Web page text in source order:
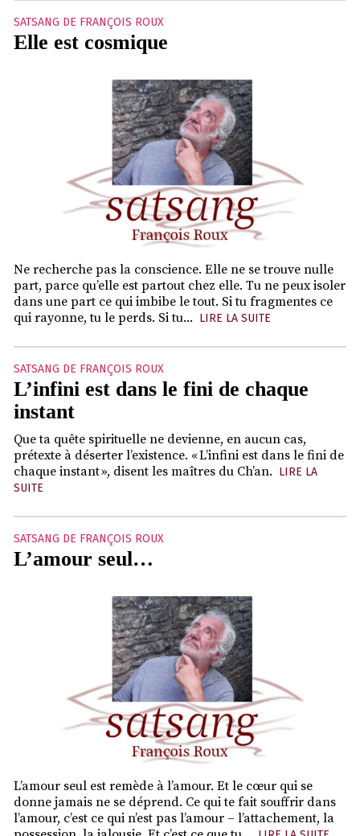
SATSANG DE FRANÇOIS ROUX
Elle est cosmique
Ne recherche pas la conscience. Elle ne se trouve nulle
part, parce qu’elle est partout chez elle. Tu ne peux isoler
dans une part ce qui imbibe le tout. Si tu fragmentes ce
qui rayonne, tu le perds. Si tu... LIRE LA SUITE
SATSANG DE FRANÇOIS ROUX
L’infini est dans le fini de chaque
instant
Que ta quête spirituelle ne devienne, en aucun cas,
prétexte à déserter l’existence. « L’infini est dans le fini de
chaque instant », disent les maîtres du Ch’an. LIRE LA
SUITE
SATSANG DE FRANÇOIS ROUX
L’amour seul…
L’amour seul est remède à l’amour. Et le cœur qui se
donne jamais ne se déprend. Ce qui te fait souffrir dans
l’amour, c’est ce qui n’est pas l’amour – l’attachement, la